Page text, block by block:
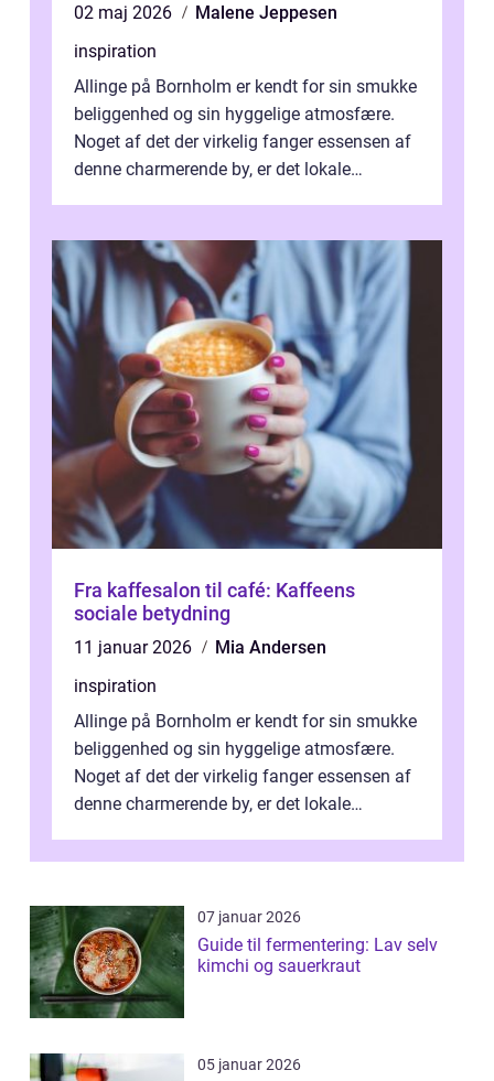
02 maj 2026
Malene Jeppesen
inspiration
Allinge på Bornholm er kendt for sin smukke
beliggenhed og sin hyggelige atmosfære.
Noget af det der virkelig fanger essensen af
denne charmerende by, er det lokale
Fra kaffesalon til café: Kaffeens
sociale betydning
11 januar 2026
Mia Andersen
inspiration
Allinge på Bornholm er kendt for sin smukke
beliggenhed og sin hyggelige atmosfære.
Noget af det der virkelig fanger essensen af
denne charmerende by, er det lokale
07 januar 2026
Guide til fermentering: Lav selv
kimchi og sauerkraut
05 januar 2026